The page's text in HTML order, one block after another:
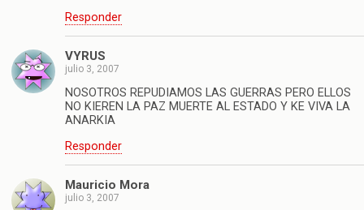
Responder
VYRUS
julio 3, 2007
NOSOTROS REPUDIAMOS LAS GUERRAS PERO ELLOS
NO KIEREN LA PAZ MUERTE AL ESTADO Y KE VIVA LA
ANARKIA
Responder
Mauricio Mora
julio 3, 2007